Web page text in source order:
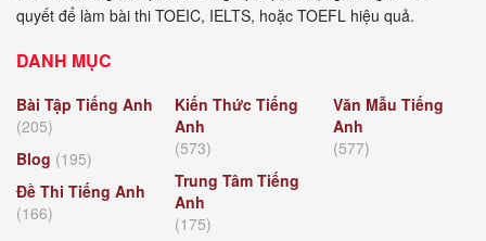
quyết để làm bài thi TOEIC, IELTS, hoặc TOEFL hiệu quả.
DANH MỤC
Bài Tập Tiếng Anh
(205)
Blog (195)
Đề Thi Tiếng Anh
(166)
Kiến Thức Tiếng
Anh
(573)
Trung Tâm Tiếng
Anh
(175)
Văn Mẫu Tiếng
Anh
(577)